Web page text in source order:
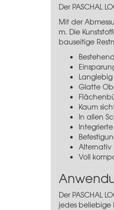
Der PASCHAL
Mit der
m. Die
bauseitige
Langlebig
Glatte
Kaum
In allen
Alternativ
Voll
Der PASCHAL
jedes beliebige